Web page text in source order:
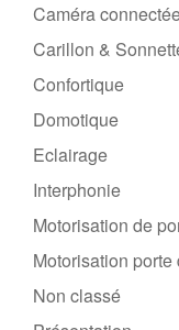
Caméra
Carillon &
Confortique
Domotique
Eclairage
Interphonie
Motorisation de
Motorisation porte
Non classé